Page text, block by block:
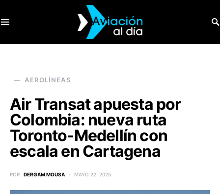
AEROLÍNEAS
Air Transat apuesta por
Colombia: nueva ruta
Toronto-Medellín con
escala en Cartagena
POR DERGAM MOUSA MAYO 22, 2025